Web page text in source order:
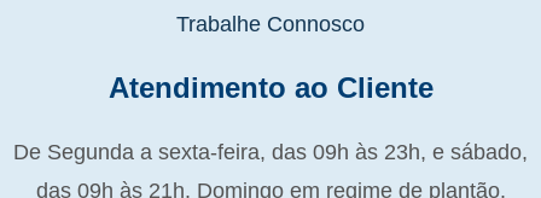
Trabalhe Connosco
Atendimento ao Cliente
De Segunda a sexta-feira, das 09h às 23h, e sábado,
das 09h às 21h. Domingo em regime de plantão.